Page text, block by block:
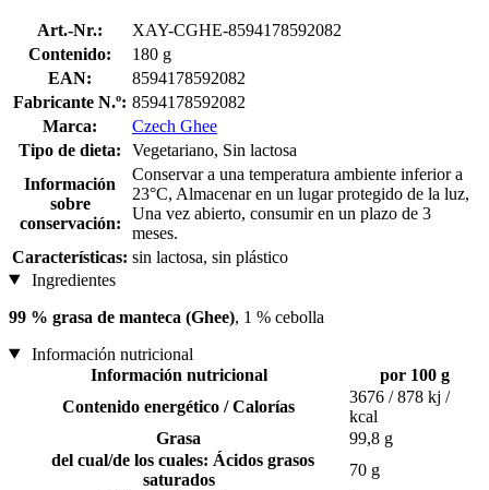
Art.-Nr.:
XAY-CGHE-8594178592082
Contenido:
180 g
EAN:
8594178592082
Fabricante N.º: 8594178592082
Marca:
Czech Ghee
Tipo de dieta:
Vegetariano, Sin lactosa
Información
sobre
conservación:
Conservar a una temperatura ambiente inferior a
23°C, Almacenar en un lugar protegido de la luz,
Una vez abierto, consumir en un plazo de 3
meses.
Características: sin lactosa, sin plástico
Ingredientes
99 % grasa de manteca (Ghee), 1 % cebolla
Información nutricional
Información nutricional
por 100 g
Contenido energético / Calorías
3676 / 878 kj /
kcal
Grasa
99,8 g
del cual/de los cuales: Ácidos grasos
saturados
70 g